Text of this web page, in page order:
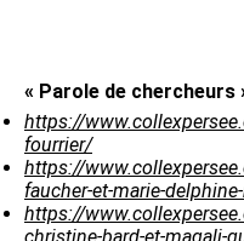
« Parole de chercheurs
https://
fourrier/
https://
faucher-et-marie-
https://
christine-bard-et-magali-